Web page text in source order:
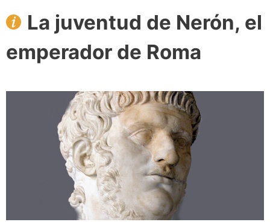
La juventud de Nerón, el
emperador de Roma